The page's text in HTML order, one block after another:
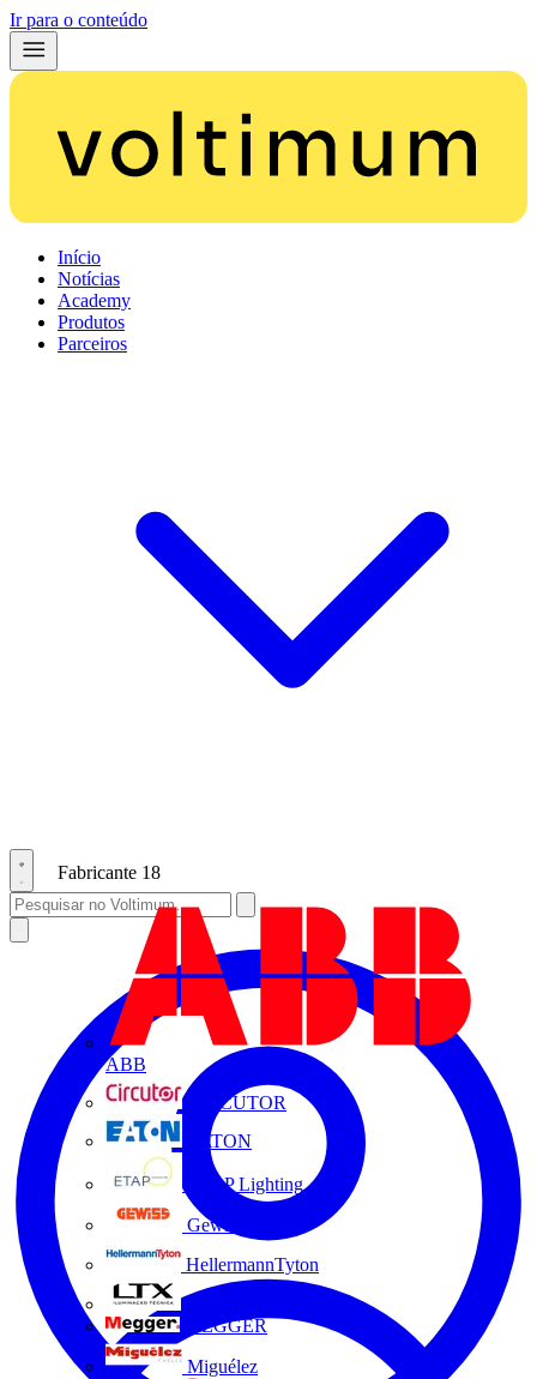
Ir para o conteúdo
Início
Notícias
Academy
Produtos
Parceiros
Fabricante 18
ABB
CIRCUTOR
EATON
ETAP Lighting
Gewiss
HellermannTyton
MEGGER
Miguélez